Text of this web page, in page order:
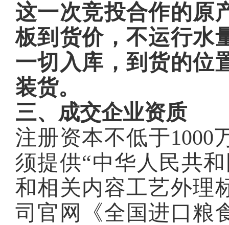
这一次竞投合作的原
板到货价，不运行水
一切入库，到货的位
装货。
三、成交企业资质
注册资本不低于1000
须提供“中华人民共
和相关内容工艺外理
司官网《全国进口粮